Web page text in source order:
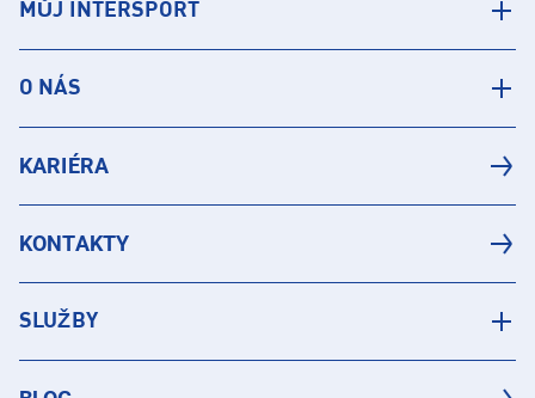
MŮJ INTERSPORT
O NÁS
KARIÉRA
KONTAKTY
SLUŽBY